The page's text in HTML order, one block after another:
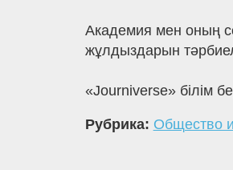
Академия мен оның
жұлдыздарын
«Journiverse» білім
Рубрика: Общество